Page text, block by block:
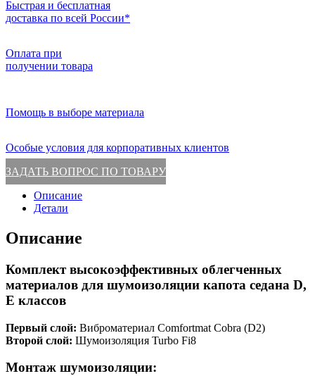
Быстрая и бесплатная
доставка по всей России*
Оплата при
получении товара
Помощь в выборе материала
Особые условия для корпоративных клиентов
ЗАДАТЬ ВОПРОС ПО ТОВАРУ
Описание
Детали
Описание
Комплект высокоэффективных облегченных
материалов для шумоизоляции капота седана D,
E классов
Первый слой: Виброматериал Comfortmat Cobra (D2)
Второй слой: Шумоизоляция Turbo Fi8
Монтаж шумоизоляции: